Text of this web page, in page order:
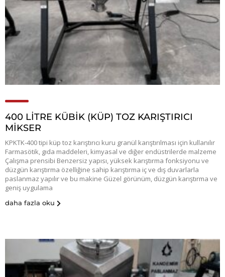
400 LİTRE KÜBİK (KÜP) TOZ KARIŞTIRICI
MİKSER
KPKTK-400 tipi küp toz karıştırıcı kuru granül karıştırılması için kullanılır
Farmasötik, gıda maddeleri, kimyasal ve diğer endüstrilerde malzeme
Çalışma prensibi Benzersiz yapısı, yüksek karıştırma fonksiyonu ve
düzgün karıştırma özelliğine sahip karıştırma iç ve dış duvarlarla
paslanmaz yapılır ve bu makine Güzel görünüm, düzgün karıştırma ve
geniş uygulama
daha fazla oku